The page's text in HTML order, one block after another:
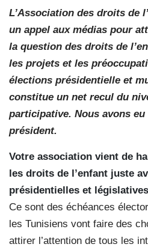
L’Association des droits de
un appel aux médias pour
la question des droits de
les projets et les
élections présidentielle et
constitue un net recul du
participative. Nous avons
président.
Votre association vient de
les droits de l’enfant juste
présidentielles et
Ce sont des échéances
les Tunisiens vont faire des
attirer l’attention de tous les